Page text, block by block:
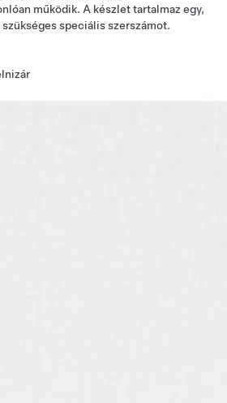
működik. A készlet tartalmaz egy,
speciális szerszámot.